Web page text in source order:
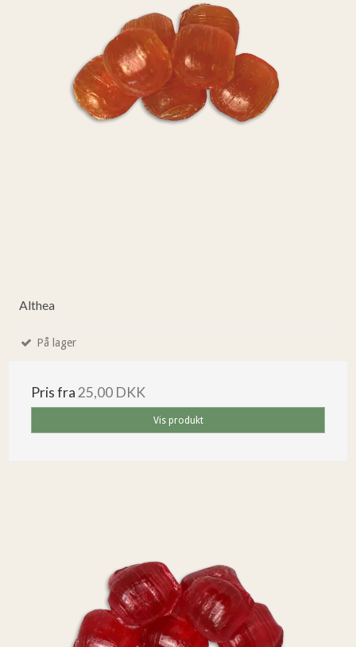
Althea
På lager
Pris fra25,00 DKK
Vis produkt